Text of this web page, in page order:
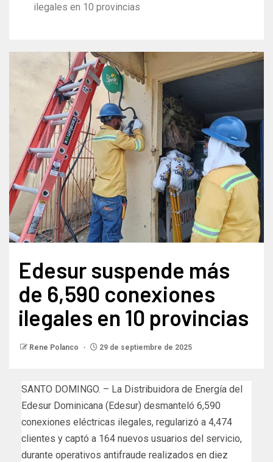
ilegales en 10 provincias
Edesur suspende más
de 6,590 conexiones
ilegales en 10 provincias
Rene Polanco 29 de septiembre de 2025
SANTO DOMINGO. – La Distribuidora de Energía del
Edesur Dominicana (Edesur) desmanteló 6,590
conexiones eléctricas ilegales, regularizó a 4,474
clientes y captó a 164 nuevos usuarios del servicio,
durante operativos antifraude realizados en diez